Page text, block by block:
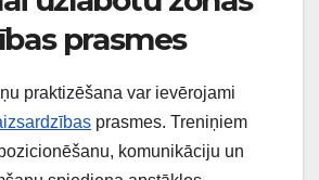
prasmes
praktizēšana var ievērojami
prasmes. Treniņiem
komunikāciju un